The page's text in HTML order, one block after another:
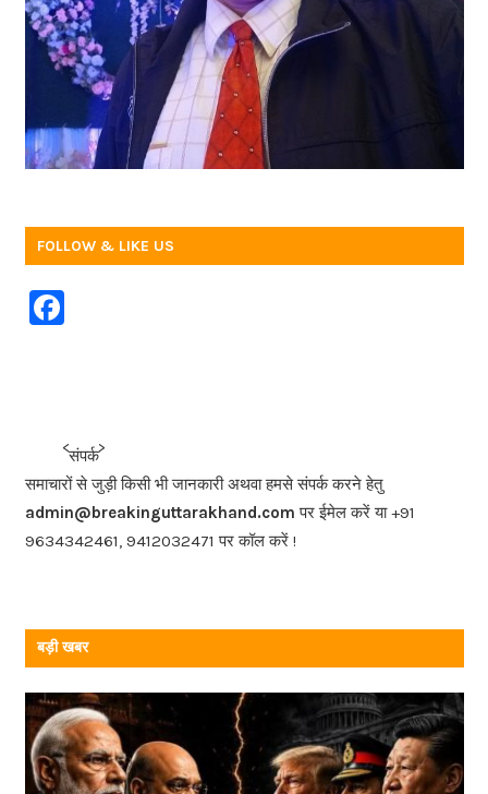
FOLLOW & LIKE US
F
b
o
o
k
संपर्क
समाचारों से जुड़ी किसी भी जानकारी अथवा हमसे संपर्क करने हेतु
admin@breakinguttarakhand.com पर ईमेल करें या +91
9634342461, 9412032471 पर कॉल करें !
बड़ी खबर